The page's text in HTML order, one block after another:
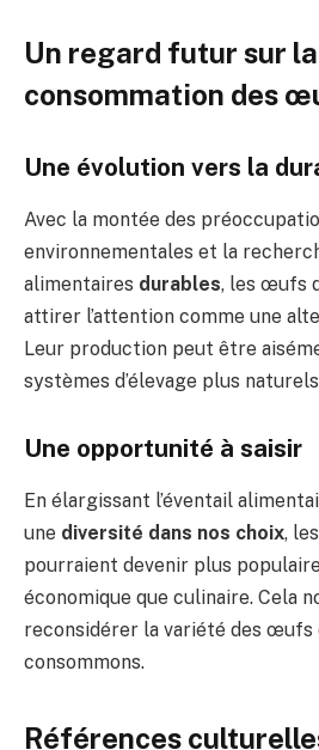
Un regard futur sur la
consommation des
Une évolution vers la
Avec la montée des
environnementales et la
alimentaires durables, les œufs
attirer l’attention comme une
Leur production peut être
systèmes d’élevage plus
Une opportunité à saisir
En élargissant l’éventail
une diversité dans nos choix,
pourraient devenir plus
économique que culinaire. Cela
reconsidérer la variété des œufs
consommons.
Références